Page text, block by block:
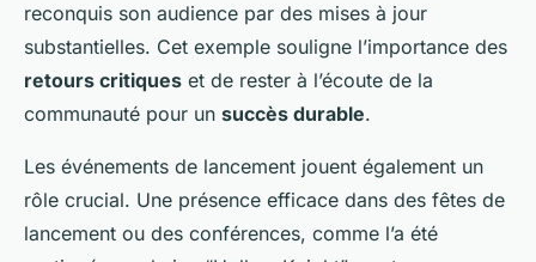
reconquis son audience par des mises à jour
substantielles. Cet exemple souligne l’importance des
retours critiques et de rester à l’écoute de la
communauté pour un succès durable.
Les événements de lancement jouent également un
rôle crucial. Une présence efficace dans des fêtes de
lancement ou des conférences, comme l’a été